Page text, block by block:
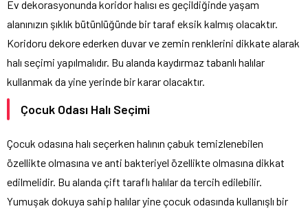
Ev dekorasyonunda koridor halısı es geçildiğinde yaşam
alanınızın şıklık bütünlüğünde bir taraf eksik kalmış olacaktır.
Koridoru dekore ederken duvar ve zemin renklerini dikkate alarak
halı seçimi yapılmalıdır. Bu alanda kaydırmaz tabanlı halılar
kullanmak da yine yerinde bir karar olacaktır.
Çocuk Odası Halı Seçimi
Çocuk odasına halı seçerken halının çabuk temizlenebilen
özellikte olmasına ve anti bakteriyel özellikte olmasına dikkat
edilmelidir. Bu alanda çift taraflı halılar da tercih edilebilir.
Yumuşak dokuya sahip halılar yine çocuk odasında kullanışlı bir